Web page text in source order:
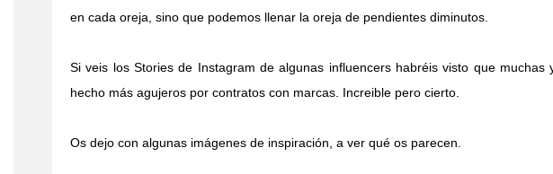
en cada oreja, sino que podemos llenar la oreja de pendientes diminutos.
Si veis los Stories de Instagram de algunas influencers habréis visto que muchas
hecho más agujeros por contratos con marcas. Increible pero cierto.
Os dejo con algunas imágenes de inspiración, a ver qué os parecen.